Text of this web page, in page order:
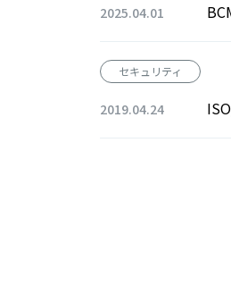
2025.04.01
セキュリティ
2019.04.24